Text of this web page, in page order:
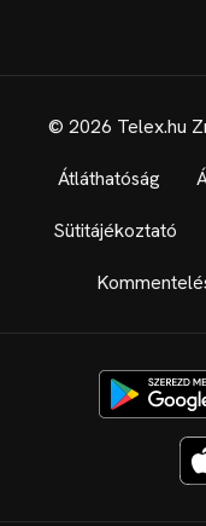
© 2026 Telex.hu
Átláthatóság
Sütitájékoztató